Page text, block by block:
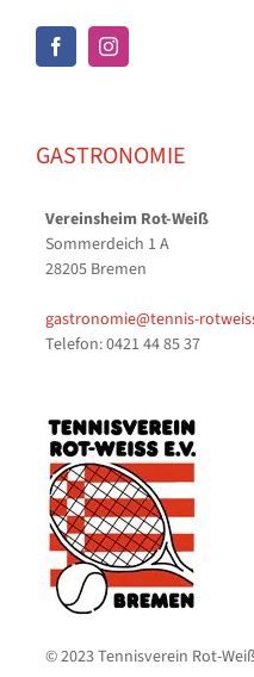
GASTRONOMIE
Vereinsheim Rot-Weiß
Sommerdeich 1 A
28205 Bremen
gastronomie@tennis-
Telefon: 0421 44 85 37
© 2023 Tennisverein Rot-